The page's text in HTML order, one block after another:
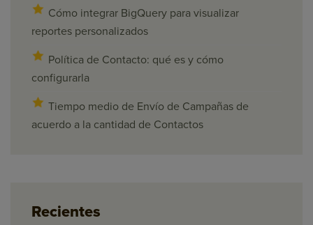
Cómo integrar BigQuery para visualizar
reportes personalizados
Política de Contacto: qué es y cómo
configurarla
Tiempo medio de Envío de Campañas de
acuerdo a la cantidad de Contactos
Recientes